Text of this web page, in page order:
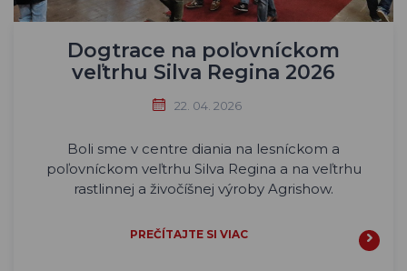
Dogtrace na poľovníckom
veľtrhu Silva Regina 2026
22. 04. 2026
Boli sme v centre diania na lesníckom a
poľovníckom veľtrhu Silva Regina a na veľtrhu
rastlinnej a živočíšnej výroby Agrishow.
PREČÍTAJTE SI VIAC